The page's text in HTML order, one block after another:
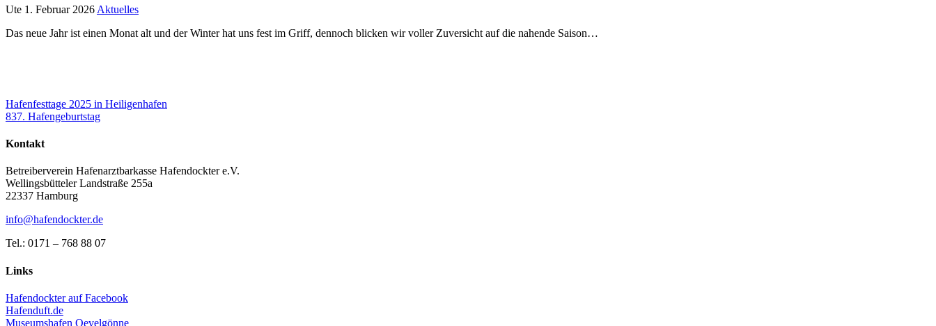
Ute 1. Februar 2026 Aktuelles
Das neue Jahr ist einen Monat alt und der Winter hat uns fest im Griff, dennoch blicken wir voller Zuversicht auf die nahende Saison…
Beitragsnavigation
Hafenfesttage 2025 in Heiligenhafen
837. Hafengeburtstag
Kontakt
Betreiberverein Hafenarztbarkasse Hafendockter e.V.
Wellingsbütteler Landstraße 255a
22337 Hamburg
info@hafendockter.de
Tel.: 0171 – 768 88 07
Links
Hafendockter auf Facebook
Hafenduft.de
Museumshafen Oevelgönne